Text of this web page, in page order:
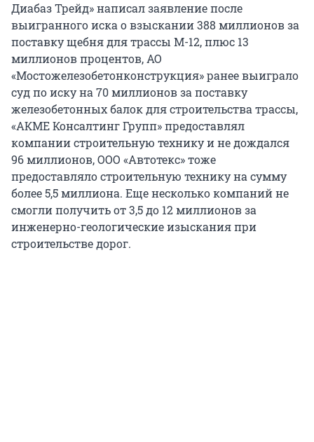
Диабаз Трейд» написал заявление после
выигранного иска о взыскании 388 миллионов за
поставку щебня для трассы М-12, плюс 13
миллионов процентов, АО
«Мостожелезобетонконструкция» ранее выиграло
суд по иску на 70 миллионов за поставку
железобетонных балок для строительства трассы,
«АКМЕ Консалтинг Групп» предоставлял
компании строительную технику и не дождался
96 миллионов, ООО «Автотекс» тоже
предоставляло строительную технику на сумму
более 5,5 миллиона. Еще несколько компаний не
смогли получить от 3,5 до 12 миллионов за
инженерно-геологические изыскания при
строительстве дорог.